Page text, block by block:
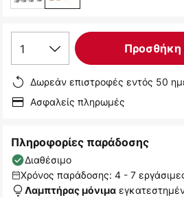
1 Προσθήκη
Δωρεάν επιστροφές εντός 50
Ασφαλείς πληρωμές
Πληροφορίες παράδοσης
Διαθέσιμο
Χρόνος παράδοσης: 4 - 7
Λαμπτήρας μόνιμα